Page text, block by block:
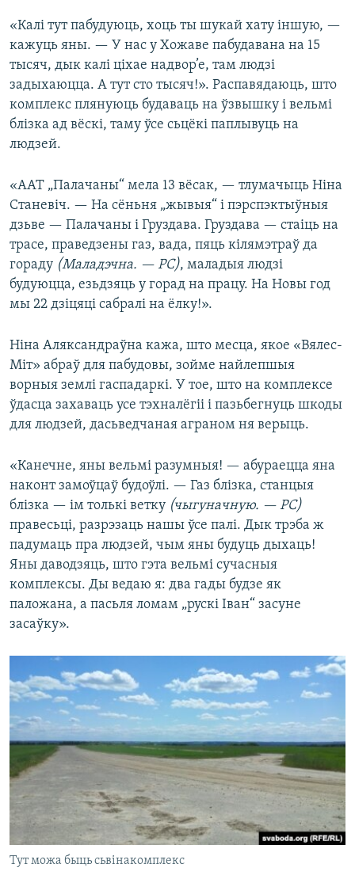
«Калі тут пабудуюць, хоць ты шукай хату іншую, —
кажуць яны. — У нас у Хожаве пабудавана на 15
тысяч, дык калі ціхае надвор’е, там людзі
задыхаюцца. А тут сто тысяч!». Распавядаюць, што
комплекс плянуюць будаваць на ўзвышку і вельмі
блізка ад вёскі, таму ўсе сьцёкі паплывуць на
людзей.
«ААТ „Палачаны“ мела 13 вёсак, — тлумачыць Ніна
Станевіч. — На сёньня „жывыя“ і пэрспэктыўныя
дзьве — Палачаны і Груздава. Груздава — стаіць на
трасе, праведзены газ, вада, пяць кілямэтраў да
гораду (Маладэчна. — РС), маладыя людзі
будуюцца, езьдзяць у горад на працу. На Новы год
мы 22 дзіцяці сабралі на ёлку!».
Ніна Аляксандраўна кажа, што месца, якое «Вялес-
Міт» абраў для пабудовы, зойме найлепшыя
ворныя землі гаспадаркі. У тое, што на комплексе
ўдасца захаваць усе тэхналёгіі і пазьбегнуць шкоды
для людзей, дасьведчаная аграном ня верыць.
«Канечне, яны вельмі разумныя! — абураецца яна
наконт замоўцаў будоўлі. — Газ блізка, станцыя
блізка — ім толькі ветку (чыгуначную. — РС)
правесьці, разрэзаць нашы ўсе палі. Дык трэба ж
падумаць пра людзей, чым яны будуць дыхаць!
Яны даводзяць, што гэта вельмі сучасныя
комплексы. Ды ведаю я: два гады будзе як
паложана, а пасьля ломам „рускі Іван“ засуне
засаўку».
Тут можа быць сьвінакомплекс